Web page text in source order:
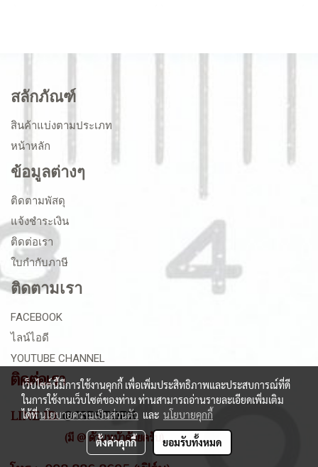
สลักภัณฑ์
สินค้าแบ่งตามประเภท
หน้าหลัก
ข้อมูลต่างๆ
ติดตามพัสดุ
แจ้งชำระเงิน
ติดต่อเรา
ใบกำกับภาษี
ติดตามเรา
FACEBOOK
ไลน์ไอดี
YOUTUBE CHANNEL
ติดต่อเรา
LINE ID:@JSPSTORE
(มี @ ด้านหน้าด้วยครับ)
เว็บไซต์นี้มีการใช้งานคุกกี้ เพื่อเพิ่มประสิทธิภาพและประสบการณ์ที่ดี
ในการใช้งานเว็บไซต์ของท่าน ท่านสามารถอ่านรายละเอียดเพิ่มเติม
ได้ที่นโยบายความเป็นส่วนตัว และ นโยบายคุกกี้
ตั้งค่าคุกกี้ ยอมรับทั้งหมด